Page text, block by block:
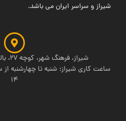
شیراز و سراسر ایران می باشد.
شیراز، فرهنگ شهر، کوچه 27، بالای بانک سینا ، طبقه 1
14